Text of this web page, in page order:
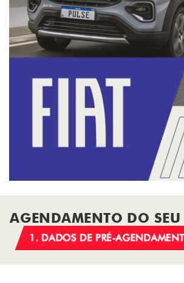
AGENDAMENTO DO SEU
1. DADOS DE PRÉ-